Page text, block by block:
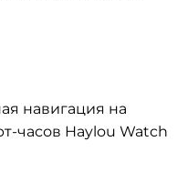
навигация на
часов Haylou Watch